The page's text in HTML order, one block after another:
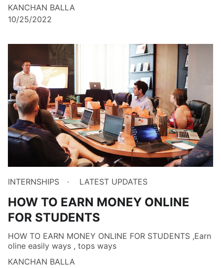
KANCHAN BALLA
10/25/2022
INTERNSHIPS LATEST UPDATES
HOW TO EARN MONEY ONLINE
FOR STUDENTS
HOW TO EARN MONEY ONLINE FOR STUDENTS ,Earn
oline easily ways , tops ways
KANCHAN BALLA